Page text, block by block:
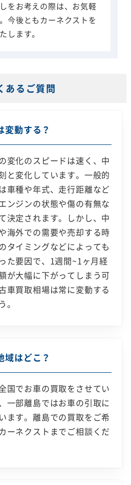
をお考えの際は、お気軽
今後ともカーネクストを
します。
あるご質問
変動する？
変化のスピードは速く、中
と変化しています。一般的
車種や年式、走行距離など
ンジンの状態や傷の有無な
決定されます。しかし、中
海外での需要や売却する時
タイミングなどによっても
た要因で、1週間~1ヶ月経
が大幅に下がってしまう可
車買取相場は常に変動する
。
域はどこ？
国でお車の買取をさせてい
一部離島ではお車の引取に
ます。離島での買取をご希
ーネクストまでご相談くだ